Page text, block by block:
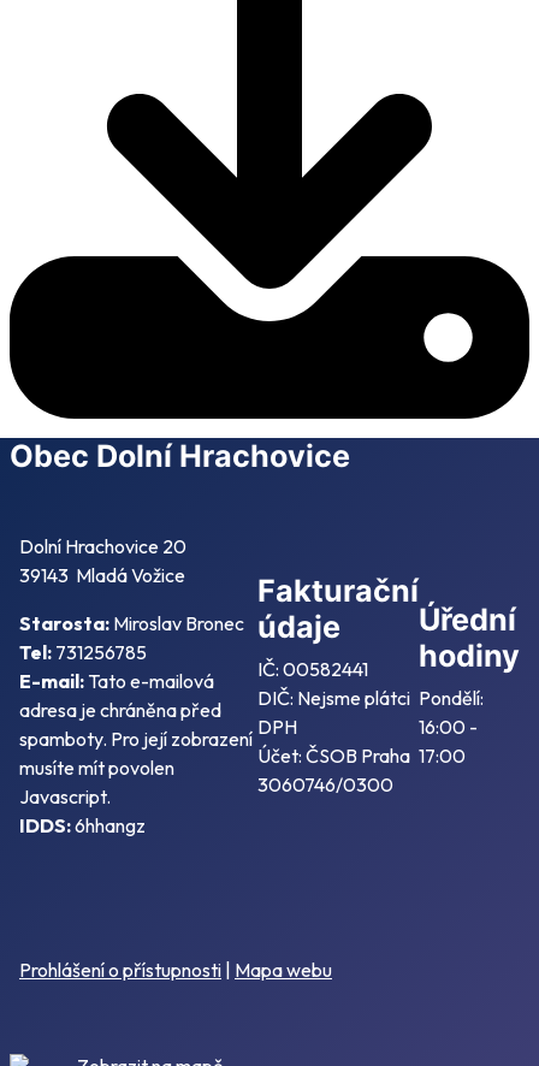
Obec Dolní Hrachovice
Dolní Hrachovice 20
39143 Mladá Vožice
Starosta: Miroslav Bronec
Tel: 731256785
E-mail: Tato e-mailová
adresa je chráněna před
spamboty. Pro její zobrazení
musíte mít povolen
Javascript.
IDDS:6hhangz
Fakturační
údaje
IČ: 00582441
DIČ: Nejsme plátci
DPH
Účet: ČSOB Praha
3060746/0300
Úřední
hodiny
Pondělí:
16:00 -
17:00
Prohlášení o přístupnosti Mapa webu